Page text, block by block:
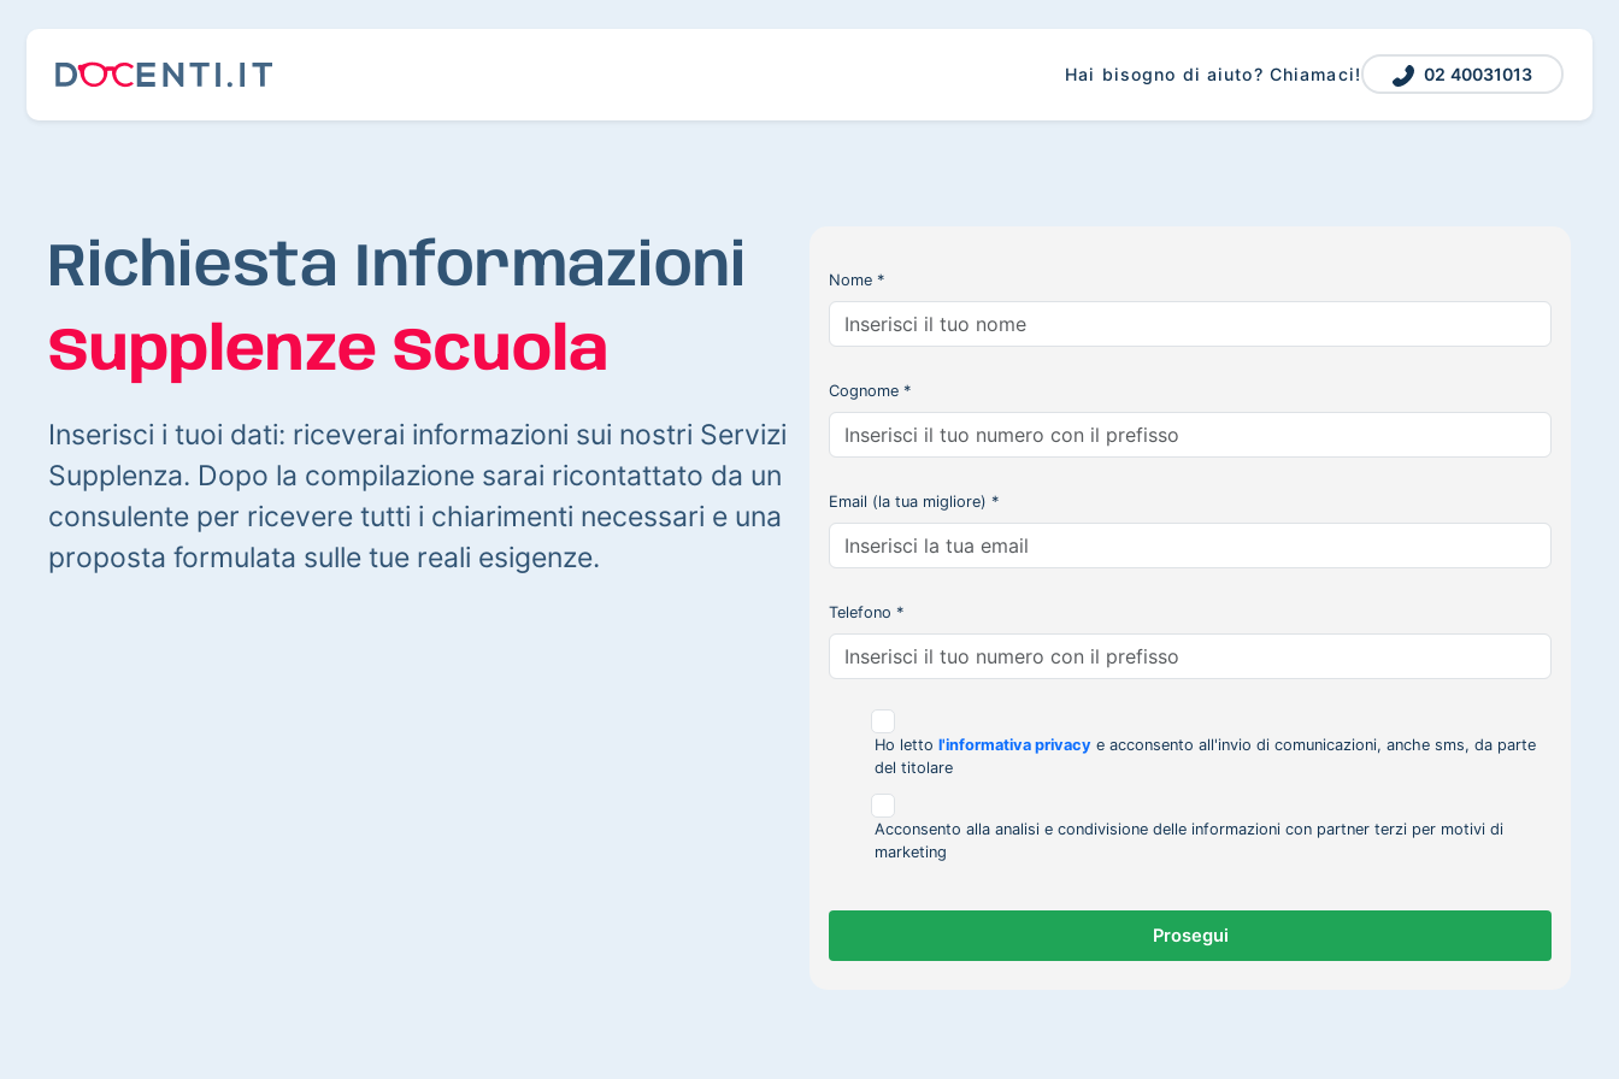
Hai bisogno di aiuto? Chiamaci! 02 40031013
Richiesta Informazioni
Supplenze Scuola
Inserisci i tuoi dati: riceverai informazioni sui nostri Servizi
Supplenza. Dopo la compilazione sarai ricontattato da un
consulente per ricevere tutti i chiarimenti necessari e una
proposta formulata sulle tue reali esigenze.
Nome *
Cognome *
Email (la tua migliore) *
Telefono *
Ho letto l'informativa privacy e acconsento all'invio di comunicazioni, anche sms, da parte
del titolare
Acconsento alla analisi e condivisione delle informazioni con partner terzi per motivi di
marketing